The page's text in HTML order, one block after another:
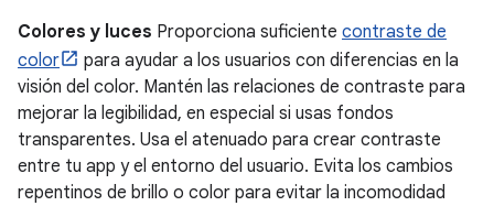
Colores y luces Proporciona suficiente contraste de
color
para ayudar a los usuarios con diferencias en la
visión del color. Mantén las relaciones de contraste para
mejorar la legibilidad, en especial si usas fondos
transparentes. Usa el atenuado para crear contraste
entre tu app y el entorno del usuario. Evita los cambios
repentinos de brillo o color para evitar la incomodidad